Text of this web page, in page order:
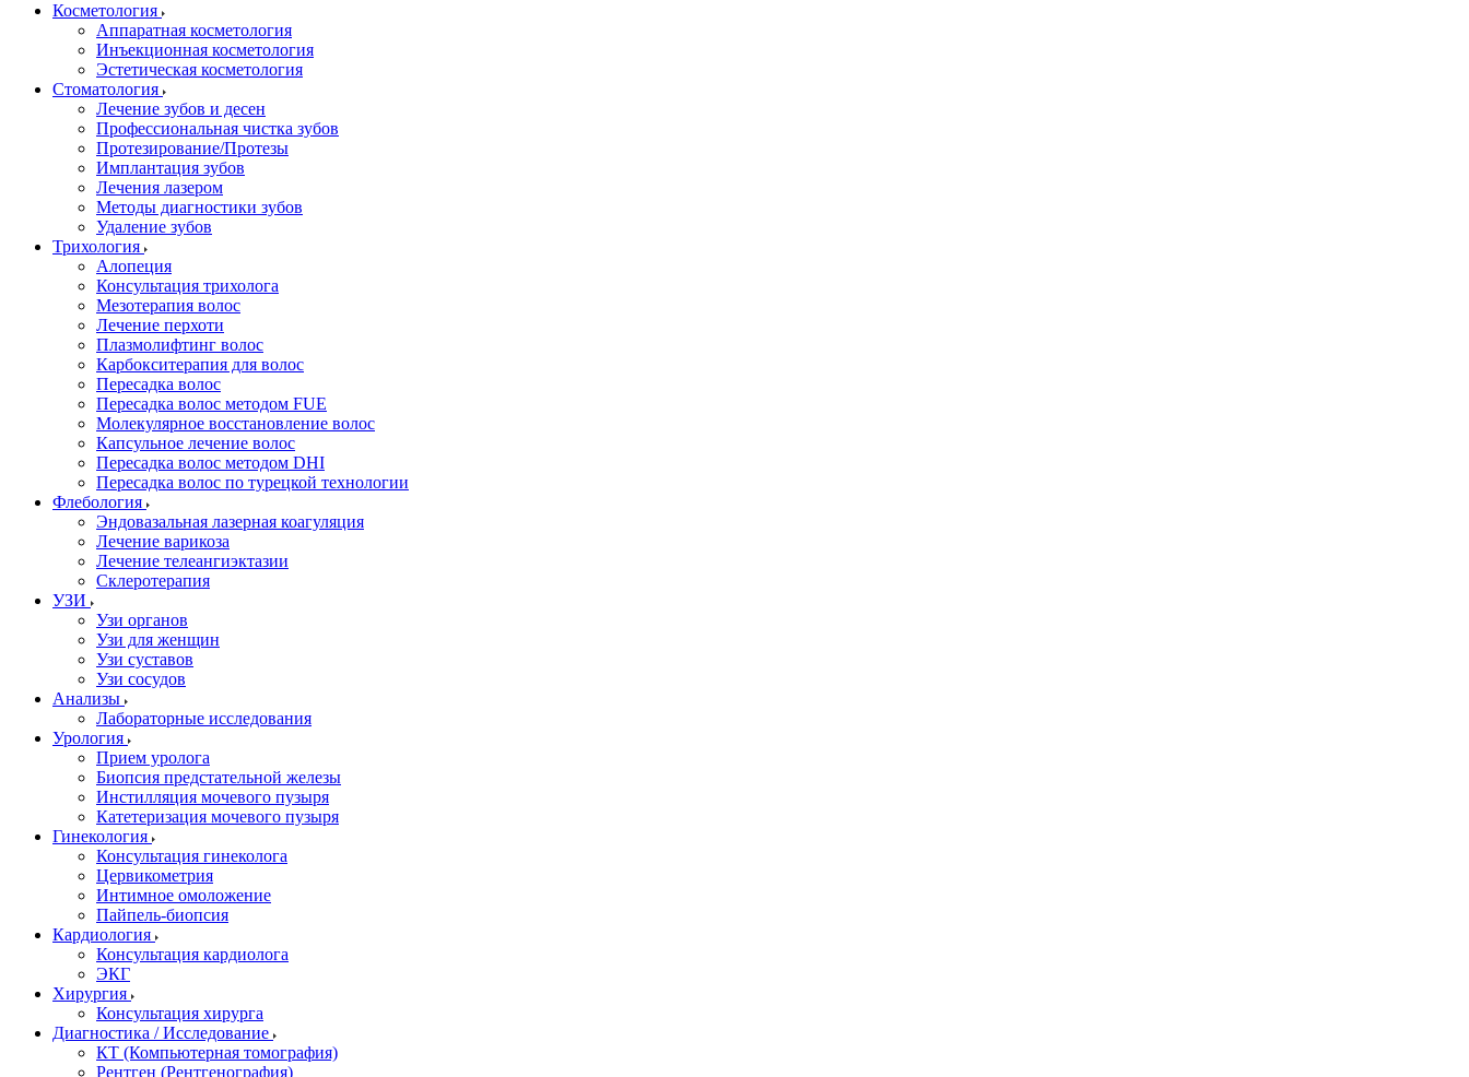
Косметология
Аппаратная косметология
Инъекционная косметология
Эстетическая косметология
Стоматология
Лечение зубов и десен
Профессиональная чистка зубов
Протезирование/Протезы
Имплантация зубов
Лечения лазером
Методы диагностики зубов
Удаление зубов
Трихология
Алопеция
Консультация трихолога
Мезотерапия волос
Лечение перхоти
Плазмолифтинг волос
Карбокситерапия для волос
Пересадка волос
Пересадка волос методом FUE
Молекулярное восстановление волос
Капсульное лечение волос
Пересадка волос методом DHI
Пересадка волос по турецкой технологии
Флебология
Эндовазальная лазерная коагуляция
Лечение варикоза
Лечение телеангиэктазии
Склеротерапия
УЗИ
Узи органов
Узи для женщин
Узи cуставов
Узи сосудов
Анализы
Лабораторные исследования
Урология
Прием уролога
Биопсия предстательной железы
Инстилляция мочевого пузыря
Катетеризация мочевого пузыря
Гинекология
Консультация гинеколога
Цервикометрия
Интимное омоложение
Пайпель-биопсия
Кардиология
Консультация кардиолога
ЭКГ
Хирургия
Консультация хирурга
Диагностика / Исследование
КТ (Компьютерная томография)
Рентген (Рентгенография)